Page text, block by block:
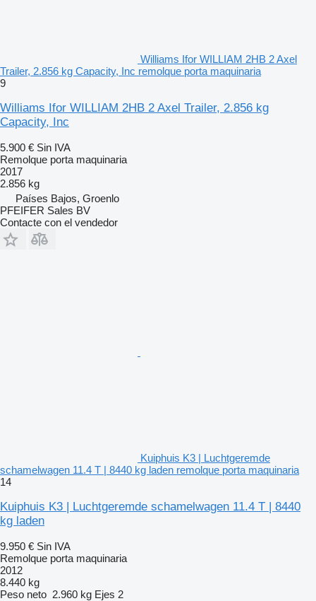
Williams Ifor WILLIAM 2HB 2 Axel
Trailer, 2.856 kg Capacity, Inc remolque porta maquinaria
9
Williams Ifor WILLIAM 2HB 2 Axel Trailer, 2.856 kg
Capacity, Inc
5.900 € Sin IVA
Remolque porta maquinaria
2017
2.856 kg
Países Bajos, Groenlo
PFEIFER Sales BV
Contacte con el vendedor
Kuiphuis K3 | Luchtgeremde
schamelwagen 11.4 T | 8440 kg laden remolque porta maquinaria
14
Kuiphuis K3 | Luchtgeremde schamelwagen 11.4 T | 8440
kg laden
9.950 € Sin IVA
Remolque porta maquinaria
2012
8.440 kg
Peso neto 2.960 kg Ejes 2